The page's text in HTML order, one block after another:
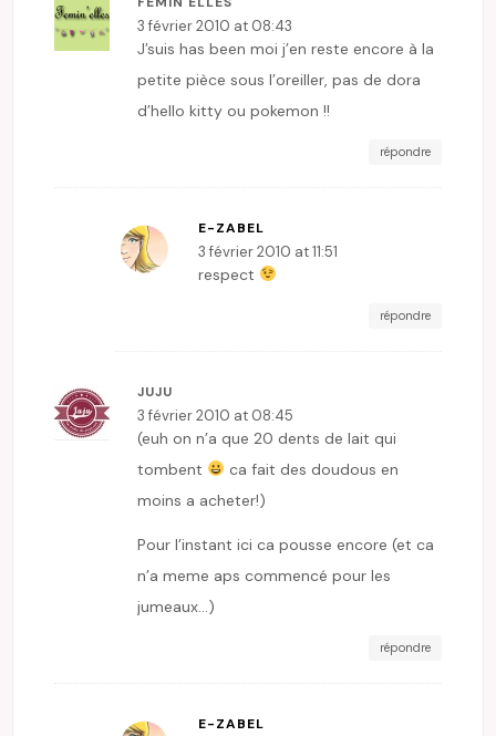
3 février 2010 at 08:43
J’suis has been moi j’en reste encore à la
petite pièce sous l’oreiller, pas de dora
d’hello kitty ou pokemon !!
répondre
E-ZABEL
3 février 2010 at 11:51
respect
répondre
JUJU
3 février 2010 at 08:45
(euh on n’a que 20 dents de lait qui
tombent
ca fait des doudous en
moins a acheter!)
Pour l’instant ici ca pousse encore (et ca
n’a meme aps commencé pour les
jumeaux…)
répondre
E-ZABEL